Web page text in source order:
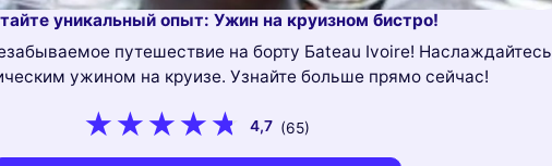
уникальный опыт: Ужин на круизном бистро!
путешествие на борту Бateau Ivoire! Наслаждайтесь
ужином на круизе. Узнайте больше прямо сейчас!
4,7 (65)